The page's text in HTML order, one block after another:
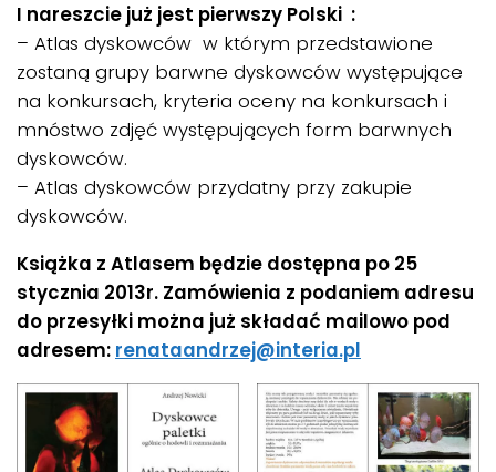
I nareszcie już jest pierwszy Polski :
– Atlas dyskowców w którym przedstawione
zostaną grupy barwne dyskowców występujące
na konkursach, kryteria oceny na konkursach i
mnóstwo zdjęć występujących form barwnych
dyskowców.
– Atlas dyskowców przydatny przy zakupie
dyskowców.
Książka z Atlasem będzie dostępna po 25
stycznia 2013r. Zamówienia z podaniem adresu
do przesyłki można już składać mailowo pod
adresem: renataandrzej@interia.pl